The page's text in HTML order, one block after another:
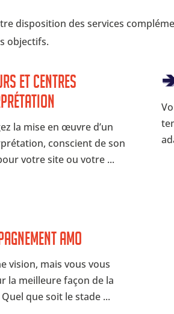
disposition des services
objectifs.
et Centres
la mise en œuvre d’un
conscient de son
votre site ou votre ...
AMO
vision, mais vous vous
la meilleure façon de la
que soit le stade ...